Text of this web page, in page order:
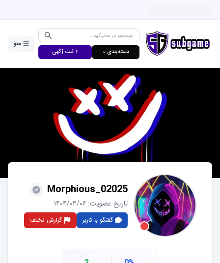
دسته‌بندی ⌵ + ثبت آگهی
منو
Morphious_02025
تاریخ عضویت:۱۴۰۴/۰۴/۰۶
گفتگو با کاربر گزارش تخلف